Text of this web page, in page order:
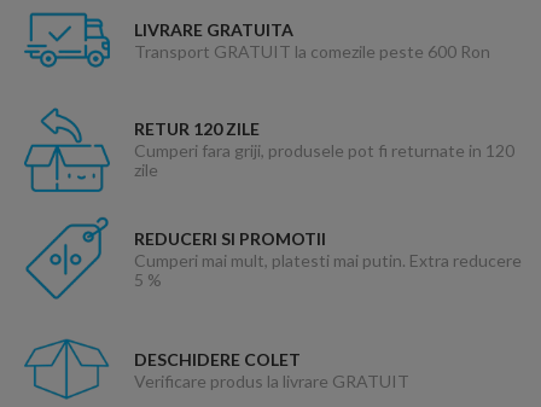
LIVRARE GRATUITA
Transport GRATUIT la comezile peste 600 Ron
RETUR 120 ZILE
Cumperi fara griji, produsele pot fi returnate in 120
zile
REDUCERI SI PROMOTII
Cumperi mai mult, platesti mai putin. Extra reducere
5 %
DESCHIDERE COLET
Verificare produs la livrare GRATUIT